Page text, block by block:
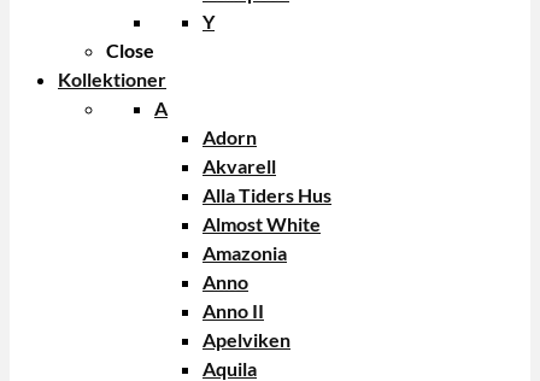
Y
Close
Kollektioner
A
Adorn
Akvarell
Alla Tiders Hus
Almost White
Amazonia
Anno
Anno II
Apelviken
Aquila